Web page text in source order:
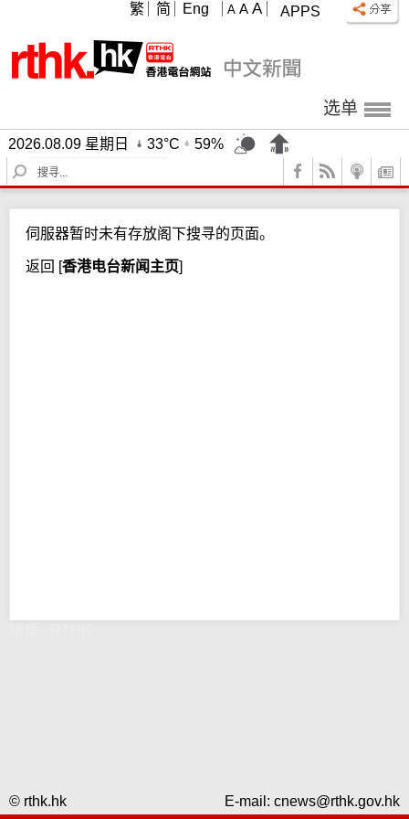
APPS
A A A
繁 简 Eng
选单
2026.08.09 星期日 33°C
59%
S
e
c
h
伺服器暂时未有存放阁下搜寻的页面。
返回 [香港电台新闻主页]
© rthk.hk E-mail: cnews@rthk.gov.hk